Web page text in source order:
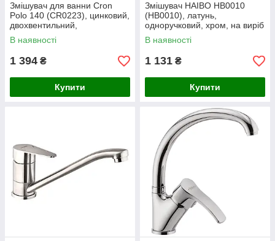
Змішувач для ванни Cron
Polo 140 (CR0223), цинковий,
двохвентильний,
хромований, з поворотним
виливом 320 мм
В наявності
1 394 ₴
Купити
Змішувач HAIBO HB0010
(HB0010), латунь,
одноручковий, хром, на виріб
В наявності
1 131 ₴
Купити